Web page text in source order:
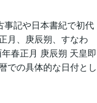
事記や日本書紀で初代
月、庚辰朔、すなわ
春正月 庚辰朔 天皇即
での具体的な日付とし